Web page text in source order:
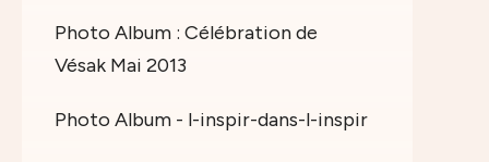
Photo Album : Célébration de
Vésak Mai 2013
Photo Album - l-inspir-dans-l-inspir